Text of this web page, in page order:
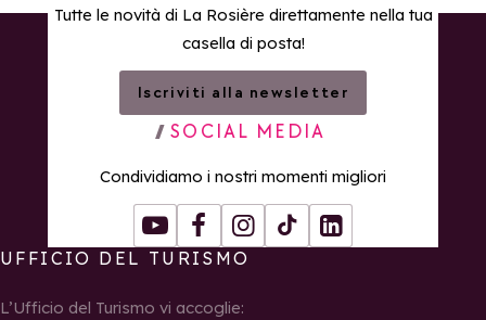
Tutte le novità di La Rosière direttamente nella tua
casella di posta!
Iscriviti alla newsletter
SOCIAL MEDIA
Condividiamo i nostri momenti migliori
YoutubeFacebookInstagram
Tiktok LinkedIn
UFFICIO DEL TURISMO
L’Ufficio del Turismo vi accoglie: